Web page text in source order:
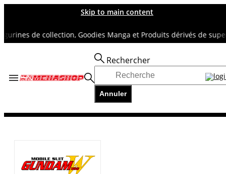
Skip to main content
de collection, Goodies Manga et Produits dérivés de super
Rechercher
Annuler
Accueil